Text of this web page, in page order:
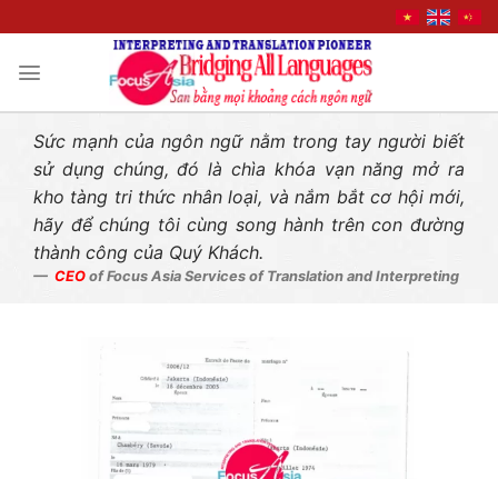
Sức mạnh của ngôn ngữ nằm trong tay người biết
sử dụng chúng, đó là chìa khóa vạn năng mở ra
kho tàng tri thức nhân loại, và nắm bắt cơ hội mới,
hãy để chúng tôi cùng song hành trên con đường
thành công của Quý Khách.
CEO of Focus Asia Services of Translation and Interpreting